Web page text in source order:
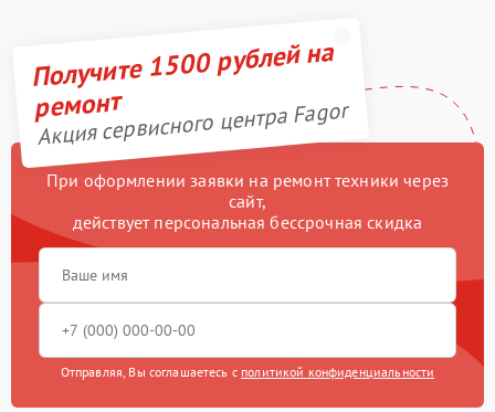
Получите 1500 рублей на
ремонт
Акция сервисного центра Fagor
При оформлении заявки на ремонт техники через
сайт,
действует персональная бессрочная скидка
Отправляя, Вы соглашаетесь с политикой конфиденциальности